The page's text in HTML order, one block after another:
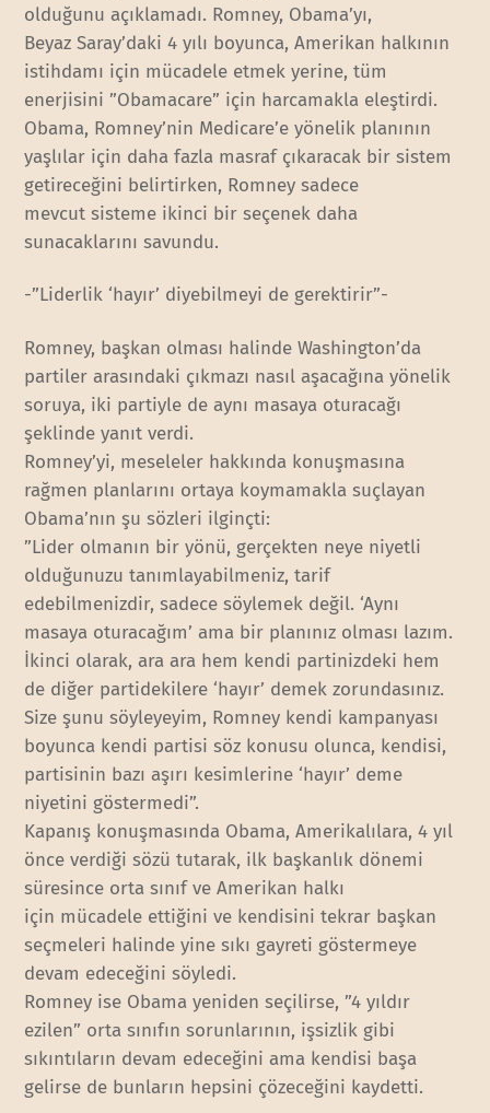
olduğunu açıklamadı. Romney, Obama’yı,
Beyaz Saray’daki 4 yılı boyunca, Amerikan halkının
istihdamı için mücadele etmek yerine, tüm
enerjisini ”Obamacare” için harcamakla eleştirdi.
Obama, Romney’nin Medicare’e yönelik planının
yaşlılar için daha fazla masraf çıkaracak bir sistem
getireceğini belirtirken, Romney sadece
mevcut sisteme ikinci bir seçenek daha
sunacaklarını savundu.
-”Liderlik ‘hayır’ diyebilmeyi de gerektirir”-
Romney, başkan olması halinde Washington’da
partiler arasındaki çıkmazı nasıl aşacağına yönelik
soruya, iki partiyle de aynı masaya oturacağı
şeklinde yanıt verdi.
Romney’yi, meseleler hakkında konuşmasına
rağmen planlarını ortaya koymamakla suçlayan
Obama’nın şu sözleri ilginçti:
”Lider olmanın bir yönü, gerçekten neye niyetli
olduğunuzu tanımlayabilmeniz, tarif
edebilmenizdir, sadece söylemek değil. ‘Aynı
masaya oturacağım’ ama bir planınız olması lazım.
İkinci olarak, ara ara hem kendi partinizdeki hem
de diğer partidekilere ‘hayır’ demek zorundasınız.
Size şunu söyleyeyim, Romney kendi kampanyası
boyunca kendi partisi söz konusu olunca, kendisi,
partisinin bazı aşırı kesimlerine ‘hayır’ deme
niyetini göstermedi”.
Kapanış konuşmasında Obama, Amerikalılara, 4 yıl
önce verdiği sözü tutarak, ilk başkanlık dönemi
süresince orta sınıf ve Amerikan halkı
için mücadele ettiğini ve kendisini tekrar başkan
seçmeleri halinde yine sıkı gayreti göstermeye
devam edeceğini söyledi.
Romney ise Obama yeniden seçilirse, ”4 yıldır
ezilen” orta sınıfın sorunlarının, işsizlik gibi
sıkıntıların devam edeceğini ama kendisi başa
gelirse de bunların hepsini çözeceğini kaydetti.